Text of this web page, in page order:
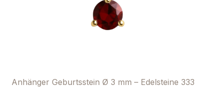
Anhänger Geburtsstein Ø 3 mm – Edelsteine 333